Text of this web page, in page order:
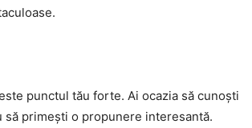
punctul tău forte. Ai ocazia să cunoști
să primești o propunere interesantă.